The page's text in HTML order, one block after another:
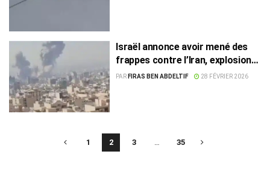
Israël annonce avoir mené des
frappes contre l’Iran, explosions
entendues à Téhéran
PAR FIRAS BEN ABDELTIF 28 FÉVRIER 2026
1 2 3 … 35